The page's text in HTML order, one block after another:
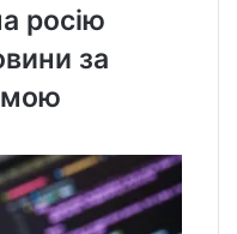
росію
за